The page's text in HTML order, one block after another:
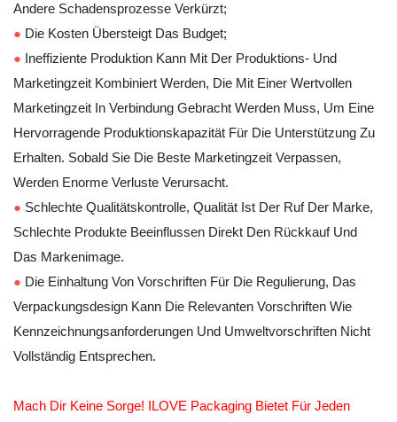
Andere Schadensprozesse Verkürzt;
● Die Kosten Übersteigt Das Budget;
● Ineffiziente Produktion Kann Mit Der Produktions- Und
Marketingzeit Kombiniert Werden, Die Mit Einer Wertvollen
Marketingzeit In Verbindung Gebracht Werden Muss, Um Eine
Hervorragende Produktionskapazität Für Die Unterstützung Zu
Erhalten. Sobald Sie Die Beste Marketingzeit Verpassen,
Werden Enorme Verluste Verursacht.
● Schlechte Qualitätskontrolle, Qualität Ist Der Ruf Der Marke,
Schlechte Produkte Beeinflussen Direkt Den Rückkauf Und
Das Markenimage.
● Die Einhaltung Von Vorschriften Für Die Regulierung, Das
Verpackungsdesign Kann Die Relevanten Vorschriften Wie
Kennzeichnungsanforderungen Und Umweltvorschriften Nicht
Vollständig Entsprechen.
Mach Dir Keine Sorge! ILOVE Packaging Bietet Für Jeden